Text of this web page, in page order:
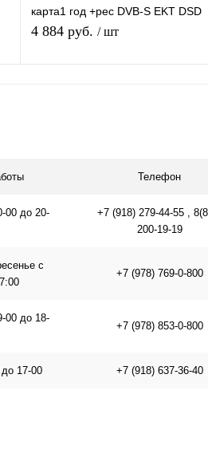
карта1 год +рес DVB-S EKT DSD
4404 +Ант 0,6м серая +Ку
4 884 руб. / шт
Телефон
00 до 20-
+7 (918) 279-44-55 ,
200-19-19
с
+7 (978) 769-0-800
00 до 18-
+7 (978) 853-0-800
17-00 +7 (918) 637-36-40